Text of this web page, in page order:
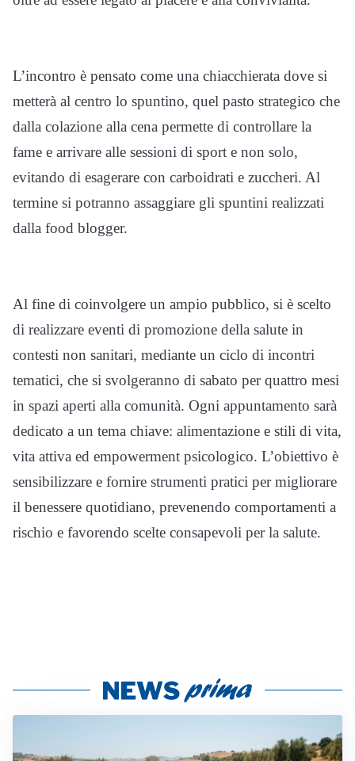
L’incontro è pensato come una chiacchierata dove si
metterà al centro lo spuntino, quel pasto strategico che
dalla colazione alla cena permette di controllare la
fame e arrivare alle sessioni di sport e non solo,
evitando di esagerare con carboidrati e zuccheri. Al
termine si potranno assaggiare gli spuntini realizzati
dalla food blogger.
Al fine di coinvolgere un ampio pubblico, si è scelto
di realizzare eventi di promozione della salute in
contesti non sanitari, mediante un ciclo di incontri
tematici, che si svolgeranno di sabato per quattro mesi
in spazi aperti alla comunità. Ogni appuntamento sarà
dedicato a un tema chiave: alimentazione e stili di vita,
vita attiva ed empowerment psicologico. L’obiettivo è
sensibilizzare e fornire strumenti pratici per migliorare
il benessere quotidiano, prevenendo comportamenti a
rischio e favorendo scelte consapevoli per la salute.